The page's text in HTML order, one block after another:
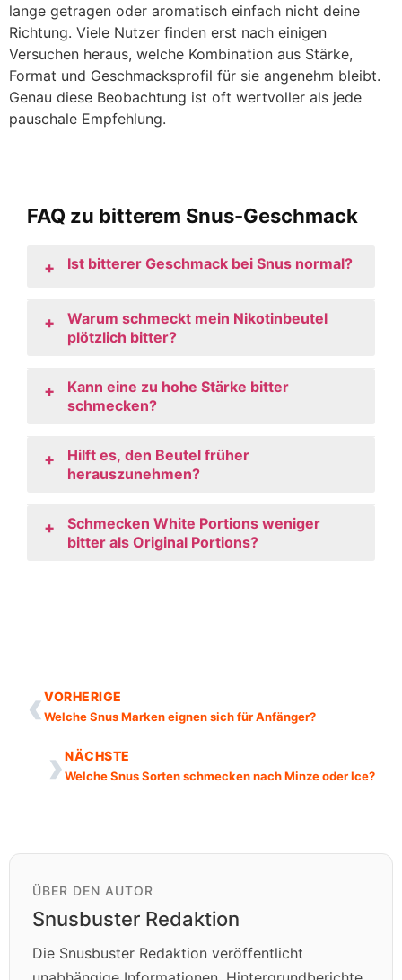
lange getragen oder aromatisch einfach nicht deine
Richtung. Viele Nutzer finden erst nach einigen
Versuchen heraus, welche Kombination aus Stärke,
Format und Geschmacksprofil für sie angenehm bleibt.
Genau diese Beobachtung ist oft wertvoller als jede
pauschale Empfehlung.
FAQ zu bitterem Snus-Geschmack
+ Ist bitterer Geschmack bei Snus normal?
+
Warum schmeckt mein Nikotinbeutel
plötzlich bitter?
+
Kann eine zu hohe Stärke bitter
schmecken?
+
Hilft es, den Beutel früher
herauszunehmen?
+
Schmecken White Portions weniger
bitter als Original Portions?
‹VORHERIGE
Welche Snus Marken eignen sich für Anfänger?
NÄCHSTE
Welche Snus Sorten schmecken nach Minze oder Ice?
›
ÜBER DEN AUTOR
Snusbuster Redaktion
Die Snusbuster Redaktion veröffentlicht